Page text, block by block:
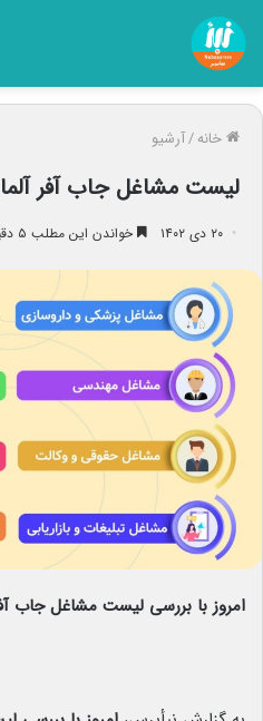
خانه/آرشیو
لیست مشاغل جاب آفر
۲۰ دی ۱۴۰۲ خواندن این مطلب ۵ دقیقه زمان میبرد
امروز با بررسی لیست مشاغل جاب